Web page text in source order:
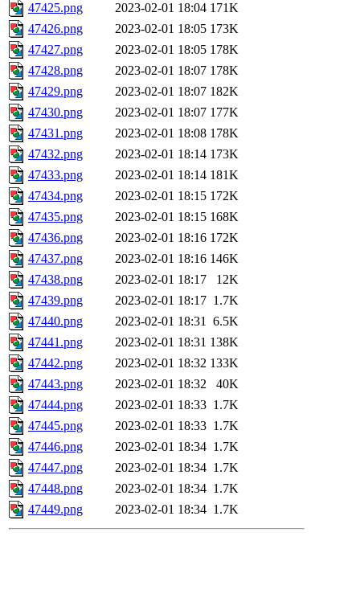
47425.png
2023-02-01 18:04 171K
47426.png
2023-02-01 18:05 173K
47427.png
2023-02-01 18:05 178K
47428.png
2023-02-01 18:07 178K
47429.png
2023-02-01 18:07 182K
47430.png
2023-02-01 18:07 177K
47431.png
2023-02-01 18:08 178K
47432.png
2023-02-01 18:14 173K
47433.png
2023-02-01 18:14 181K
47434.png
2023-02-01 18:15 172K
47435.png
2023-02-01 18:15 168K
47436.png
2023-02-01 18:16 172K
47437.png
2023-02-01 18:16 146K
47438.png
2023-02-01 18:17
12K
47439.png
2023-02-01 18:17 1.7K
47440.png
2023-02-01 18:31 6.5K
47441.png
2023-02-01 18:31 138K
47442.png
2023-02-01 18:32 133K
47443.png
2023-02-01 18:32
40K
47444.png
2023-02-01 18:33 1.7K
47445.png
2023-02-01 18:33 1.7K
47446.png
2023-02-01 18:34 1.7K
47447.png
2023-02-01 18:34 1.7K
47448.png
2023-02-01 18:34 1.7K
47449.png
2023-02-01 18:34 1.7K